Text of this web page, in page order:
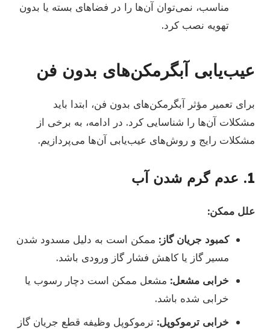
مناسب، نمی‌توان آن‌ها را در فضاهای بسته یا بدون
تهویه نصب کرد.
عیب‌یابی آبگرمکن‌های بدون فن
برای تعمیر مؤثر آبگرمکن‌های بدون فن، ابتدا باید
مشکلات آن‌ها را شناسایی کرد. در ادامه، به برخی از
مشکلات رایج و روش‌های عیب‌یابی آن‌ها می‌پردازیم.
1. عدم گرم شدن آب
علل ممکن:
کمبود جریان گاز: ممکن است به دلیل مسدود شدن
مسیر گاز یا کاهش فشار گاز ورودی باشد.
خرابی مشعل: مشعل ممکن است دچار رسوب یا
خرابی شده باشد.
خرابی ترموکوپل: ترموکوپل وظیفه قطع جریان گاز